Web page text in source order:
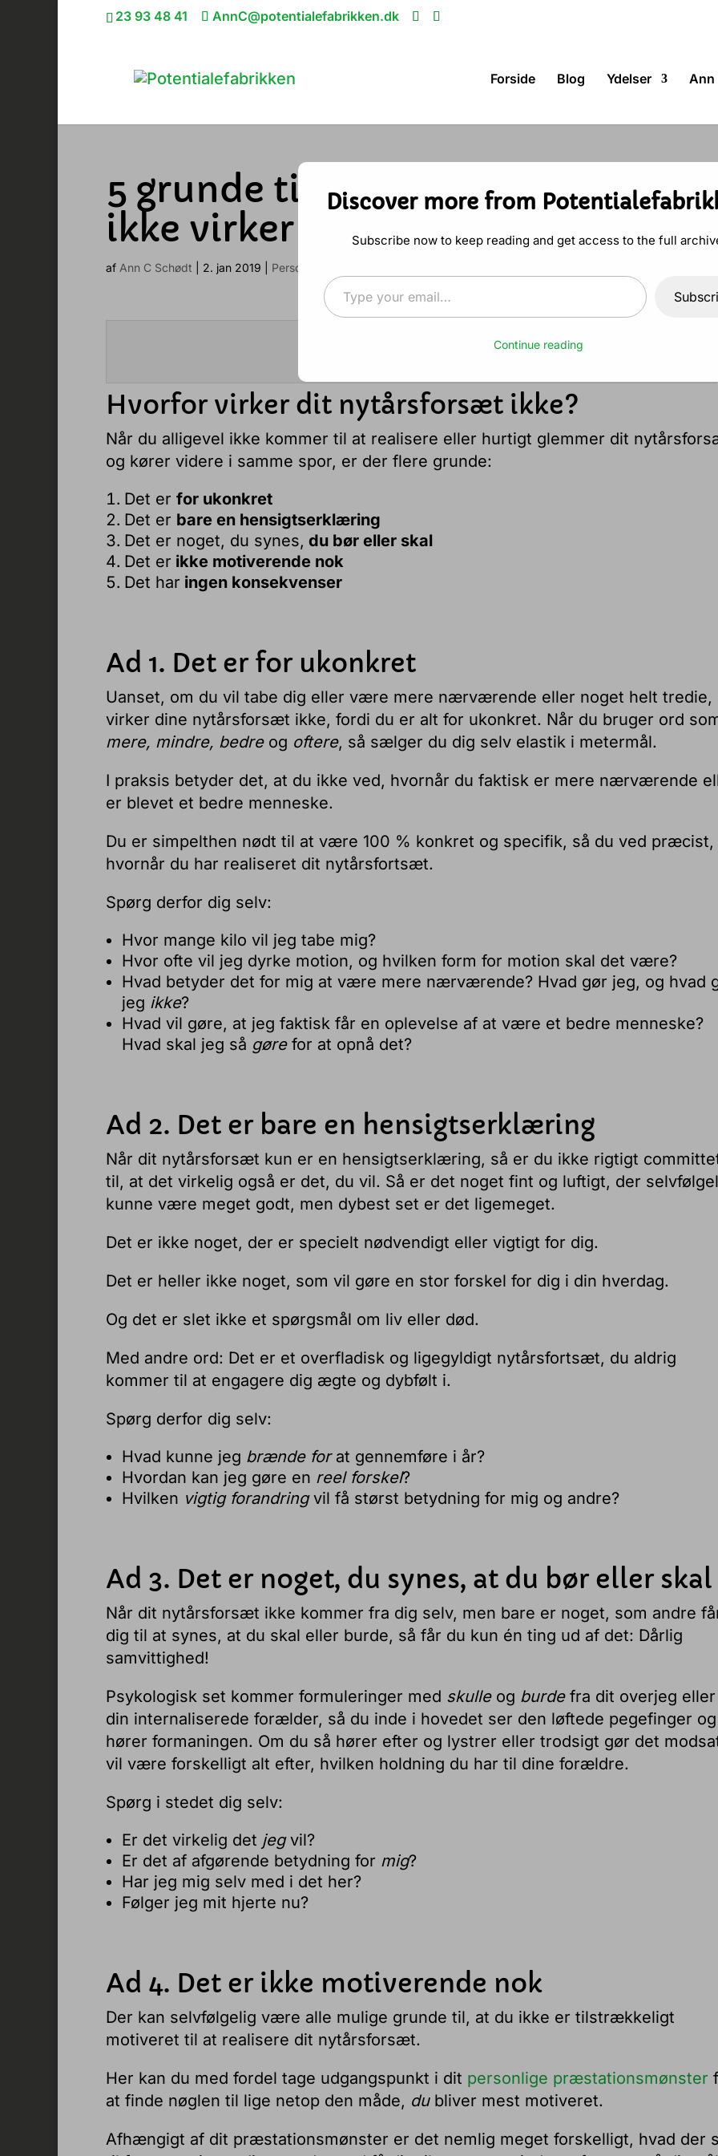
23 93 48 41 AnnC@potentialefabrikken.dk
Forside Blog Ydelser Ann
5 grunde til, at dit nytårsforsæt
ikke virker
af Ann C Schødt 2. jan 2019 Personlig udvikling
Hvorfor virker dit nytårsforsæt ikke?
Når du alligevel ikke kommer til at realisere eller hurtigt glemmer dit
og kører videre i samme spor, er der flere grunde:
Det er for ukonkret
Det er bare en hensigtserklæring
Det er noget, du synes, du bør eller skal
Det er ikke motiverende nok
Det har ingen konsekvenser
Ad 1. Det er for ukonkret
Uanset, om du vil tabe dig eller være mere nærværende eller noget helt tredie,
virker dine nytårsforsæt ikke, fordi du er alt for ukonkret. Når du bruger ord
mere, mindre, bedre og oftere, så sælger du dig selv elastik i metermål.
I praksis betyder det, at du ikke ved, hvornår du faktisk er mere nærværende
er blevet et bedre menneske.
Du er simpelthen nødt til at være 100 % konkret og specifik, så du ved præcist,
hvornår du har realiseret dit nytårsfortsæt.
Spørg derfor dig selv:
Hvor mange kilo vil jeg tabe mig?
Hvor ofte vil jeg dyrke motion, og hvilken form for motion skal det være?
Hvad betyder det for mig at være mere nærværende? Hvad gør jeg, og hvad
jeg ikke?
Hvad vil gøre, at jeg faktisk får en oplevelse af at være et bedre menneske?
Hvad skal jeg så gørefor at opnå det?
Ad 2. Det er bare en hensigtserklæring
Når dit nytårsforsæt kun er en hensigtserklæring, så er du ikke rigtigt
til, at det virkelig også er det, du vil. Så er det noget fint og luftigt, der
kunne være meget godt, men dybest set er det ligemeget.
Det er ikke noget, der er specielt nødvendigt eller vigtigt for dig.
Det er heller ikke noget, som vil gøre en stor forskel for dig i din hverdag.
Og det er slet ikke et spørgsmål om liv eller død.
Med andre ord: Det er et overfladisk og ligegyldigt nytårsfortsæt, du aldrig
kommer til at engagere dig ægte og dybfølt i.
Spørg derfor dig selv:
Hvad kunne jeg brænde forat gennemføre i år?
Hvordan kan jeg gøre en reel forskel?
Hvilken vigtig forandringvil få størst betydning for mig og andre?
Ad 3. Det er noget, du synes, at du bør eller skal
Når dit nytårsforsæt ikke kommer fra dig selv, men bare er noget, som andre
dig til at synes, at du skal eller burde, så får du kun én ting ud af det: Dårlig
samvittighed!
Psykologisk set kommer formuleringer med skulle og burdefra dit overjeg eller
din internaliserede forælder, så du inde i hovedet ser den løftede pegefinger og
hører formaningen. Om du så hører efter og lystrer eller trodsigt gør det
vil være forskelligt alt efter, hvilken holdning du har til dine forældre.
Spørg i stedet dig selv:
Er det virkelig det jegvil?
Er det af afgørende betydning for mig?
Har jeg mig selv med i det her?
Følger jeg mit hjerte nu?
Ad 4. Det er ikke motiverende nok
Der kan selvfølgelig være alle mulige grunde til, at du ikke er tilstrækkeligt
motiveret til at realisere dit nytårsforsæt.
Her kan du med fordel tage udgangspunkt i dit personlige præstationsmønster
at finde nøglen til lige netop den måde, dubliver mest motiveret.
Afhængigt af dit præstationsmønster er det nemlig meget forskelligt, hvad der
Discover more from
Subscribe now to keep reading and get access to the full
Type your email…
Continue reading